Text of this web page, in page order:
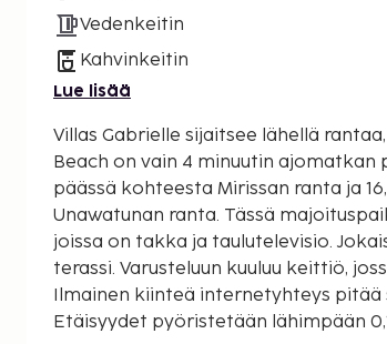
Vedenkeitin
Kahvinkeitin
Lue lisää
Villas Gabrielle sijaitsee lähellä
Beach on vain 4 minuutin ajomatkan päässä. Tämä huvila
päässä kohteesta Mirissan ranta ja
Unawatunan ranta. Tässä
joissa on takka ja taulutelevisio.
terassi. Varusteluun kuuluu keittiö,
Ilmainen kiinteä internetyhteys pitää
Etäisyydet pyöristetään lähimpään